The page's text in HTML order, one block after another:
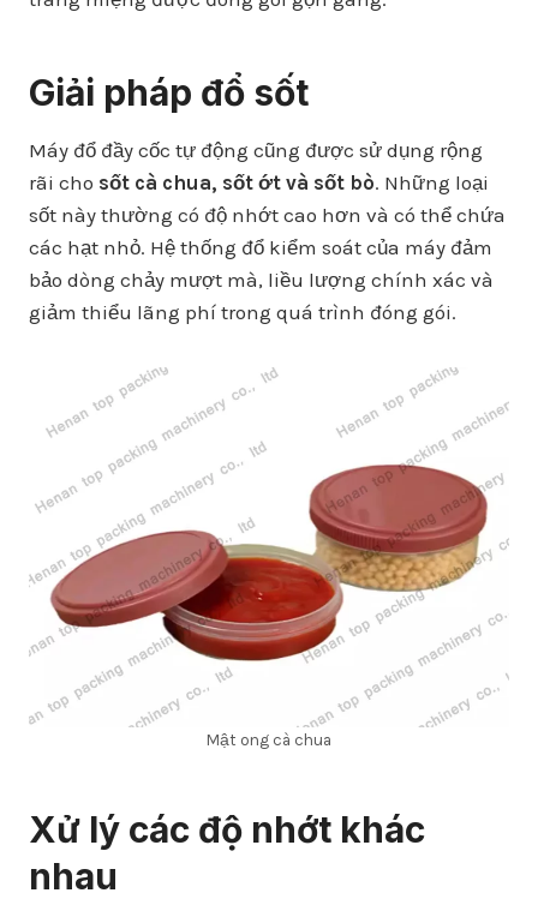
Giải pháp đổ sốt
Máy đổ đầy cốc tự động cũng được sử dụng rộng
rãi cho sốt cà chua, sốt ớt và sốt bò. Những loại
sốt này thường có độ nhớt cao hơn và có thể chứa
các hạt nhỏ. Hệ thống đổ kiểm soát của máy đảm
bảo dòng chảy mượt mà, liều lượng chính xác và
giảm thiểu lãng phí trong quá trình đóng gói.
Mật ong cà chua
Xử lý các độ nhớt khác
nhau